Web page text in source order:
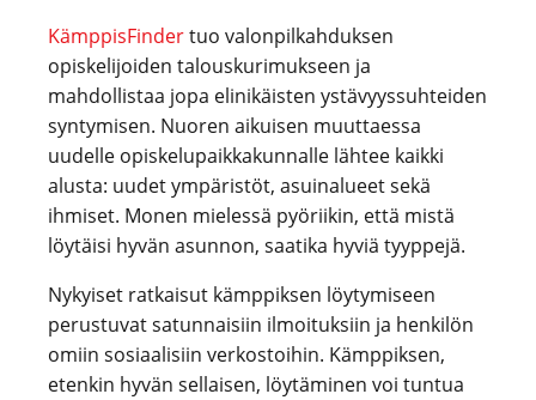
KämppisFindertuo valonpilkahduksen
opiskelijoiden talouskurimukseen ja
mahdollistaa jopa elinikäisten ystävyyssuhteiden
syntymisen. Nuoren aikuisen muuttaessa
uudelle opiskelupaikkakunnalle lähtee kaikki
alusta: uudet ympäristöt, asuinalueet sekä
ihmiset. Monen mielessä pyöriikin, että mistä
löytäisi hyvän asunnon, saatika hyviä tyyppejä.
Nykyiset ratkaisut kämppiksen löytymiseen
perustuvat satunnaisiin ilmoituksiin ja henkilön
omiin sosiaalisiin verkostoihin. Kämppiksen,
etenkin hyvän sellaisen, löytäminen voi tuntua